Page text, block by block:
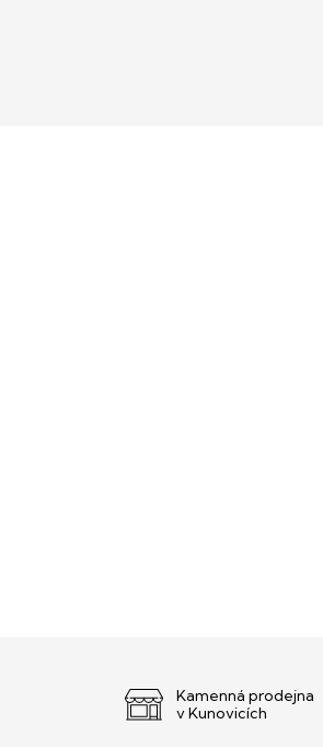
Kamenná prodejna
v Kunovicích